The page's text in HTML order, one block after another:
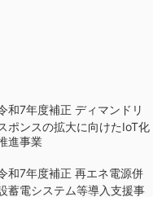
和7年度補正 ディマンドリ
ポンスの拡大に向けたIoT化
進事業
和7年度補正 再エネ電源併
蓄電システム等導入支援事